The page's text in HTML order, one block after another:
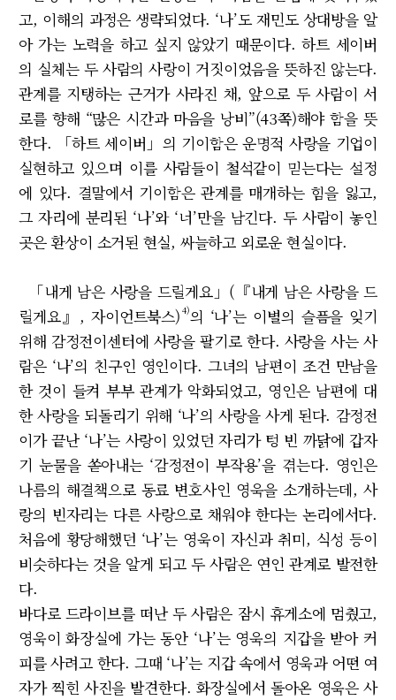
고, 이해의 과정은 생략되었다. ‘나’도 재민도 상대방을 알
아 가는 노력을 하고 싶지 않았기 때문이다. 하트 세이버
의 실체는 두 사람의 사랑이 거짓이었음을 뜻하진 않는다.
관계를 지탱하는 근거가 사라진 채, 앞으로 두 사람이 서
로를 향해 “많은 시간과 마음을 낭비”(43쪽)해야 함을 뜻
한다. 「하트 세이버」의 기이함은 운명적 사랑을 기업이
실현하고 있으며 이를 사람들이 철석같이 믿는다는 설정
에 있다. 결말에서 기이함은 관계를 매개하는 힘을 잃고,
그 자리에 분리된 ‘나’와 ‘너’만을 남긴다. 두 사람이 놓인
곳은 환상이 소거된 현실, 싸늘하고 외로운 현실이다.
「내게 남은 사랑을 드릴게요」(『내게 남은 사랑을 드
릴게요』, 자이언트북스) 4)의 ‘나’는 이별의 슬픔을 잊기
위해 감정전이센터에 사랑을 팔기로 한다. 사랑을 사는 사
람은 ‘나’의 친구인 영인이다. 그녀의 남편이 조건 만남을
한 것이 들켜 부부 관계가 악화되었고, 영인은 남편에 대
한 사랑을 되돌리기 위해 ‘나’의 사랑을 사게 된다. 감정전
이가 끝난 ‘나’는 사랑이 있었던 자리가 텅 빈 까닭에 갑자
기 눈물을 쏟아내는 ‘감정전이 부작용’을 겪는다. 영인은
나름의 해결책으로 동료 변호사인 영욱을 소개하는데, 사
랑의 빈자리는 다른 사랑으로 채워야 한다는 논리에서다.
처음에 황당해했던 ‘나’는 영욱이 자신과 취미, 식성 등이
비슷하다는 것을 알게 되고 두 사람은 연인 관계로 발전한
다.
바다로 드라이브를 떠난 두 사람은 잠시 휴게소에 멈췄고,
영욱이 화장실에 가는 동안 ‘나’는 영욱의 지갑을 받아 커
피를 사려고 한다. 그때 ‘나’는 지갑 속에서 영욱과 어떤 여
자가 찍힌 사진을 발견한다. 화장실에서 돌아온 영욱은 사